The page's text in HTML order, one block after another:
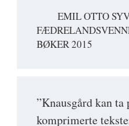
EMIL OTTO
BØKER 2015
”Knausgård kan ta
komprimerte